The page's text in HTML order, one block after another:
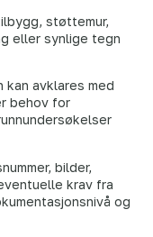
støttemur,
eller synlige tegn
kan avklares med
behov for
bilder,
krav fra
og